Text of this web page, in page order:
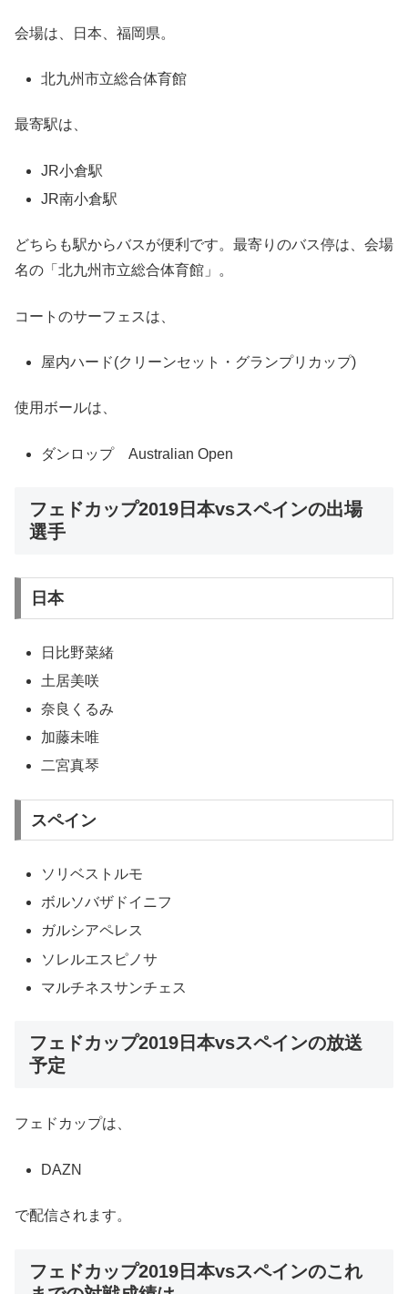
会場は、日本、福岡県。
北九州市立総合体育館
最寄駅は、
JR小倉駅
JR南小倉駅
どちらも駅からバスが便利です。最寄りのバス停は、会場
名の「北九州市立総合体育館」。
コートのサーフェスは、
屋内ハード(クリーンセット・グランプリカップ)
使用ボールは、
ダンロップ Australian Open
フェドカップ2019日本vsスペインの出場
選手
日本
日比野菜緒
土居美咲
奈良くるみ
加藤未唯
二宮真琴
スペイン
ソリベストルモ
ボルソバザドイニフ
ガルシアペレス
ソレルエスピノサ
マルチネスサンチェス
フェドカップ2019日本vsスペインの放送
予定
フェドカップは、
DAZN
で配信されます。
フェドカップ2019日本vsスペインのこれ